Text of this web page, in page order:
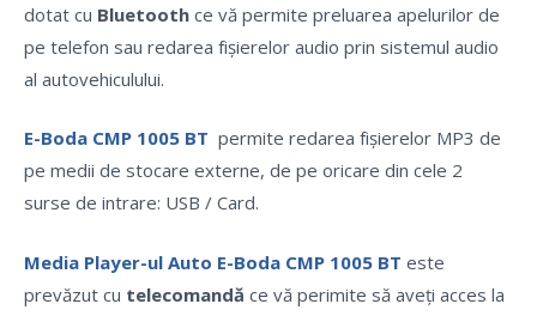
dotat cu Bluetooth ce vă permite preluarea apelurilor de
pe telefon sau redarea fișierelor audio prin sistemul audio
al autovehiculului.
E-Boda CMP 1005 BT permite redarea fișierelor MP3 de
pe medii de stocare externe, de pe oricare din cele 2
surse de intrare: USB / Card.
Media Player-ul Auto E-Boda CMP 1005 BT este
prevăzut cu telecomandă ce vă perimite să aveți acces la